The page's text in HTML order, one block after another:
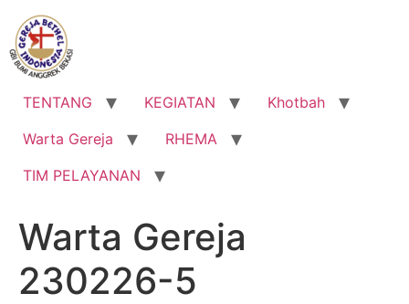
Lewati
konten
TENTANG KEGIATAN
Khotbah
Warta Gereja
RHEMA
TIM PELAYANAN
Warta Gereja
230226-5